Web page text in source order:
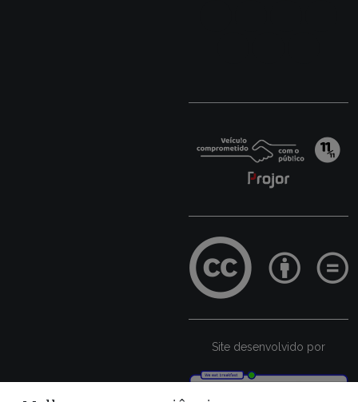
Site desenvolvido por